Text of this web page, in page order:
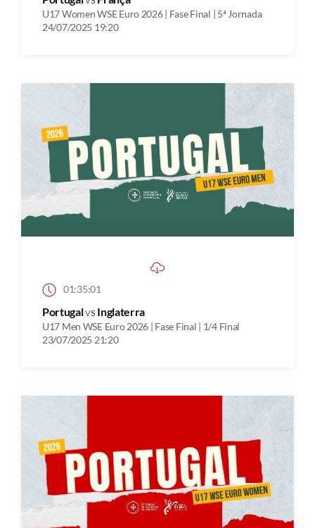
U17 Women WSE Euro 2026 | Fase Final | 5ª Jornada
24/07/2025 19:20
01:35:01
Portugalvs Inglaterra
U17 Men WSE Euro 2026 | Fase Final | 1/4 Final
23/07/2025 21:20